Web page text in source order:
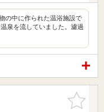
の中に作られた温浴施設で
泉を流していました。濾過
お気に入
りに追加